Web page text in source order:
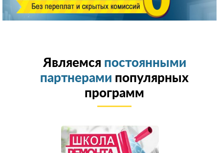
Являемся постоянными
партнерами популярных
программ